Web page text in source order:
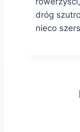
dróg
nieco